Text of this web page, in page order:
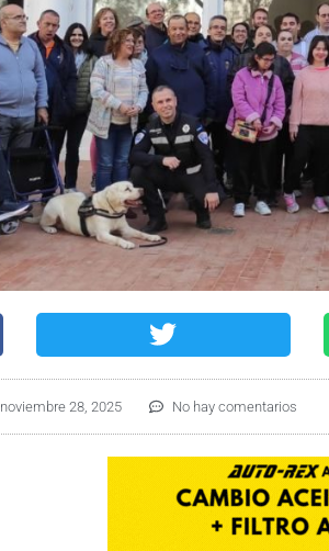
noviembre 28, 2025 No hay comentarios